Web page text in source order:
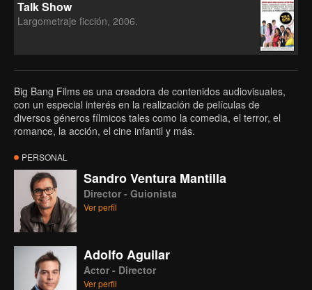
Talk Show
Largometraje ficción, 2006.
Big Bang Films es una creadora de contenidos audiovisuales,
con un especial interés en la realización de películas de
diversos géneros fílmicos tales como la comedia, el terror, el
romance, la acción, el cine infantil y más.
PERSONAL
Sandro Ventura Mantilla
Director - Guionista
Ver perfil
Adolfo Aguilar
Actor - Director
Ver perfil